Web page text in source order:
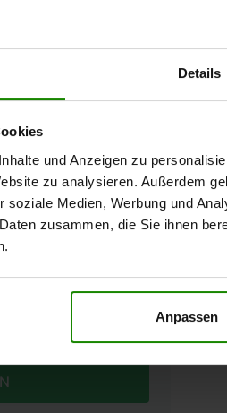
Details
und Anzeigen zu
zu analysieren. Außerdem
soziale Medien, Werbung und
zusammen, die Sie ihnen
Anpassen